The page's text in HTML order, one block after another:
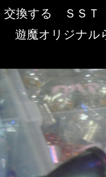
交換する ＳＳ
遊魔オリジナル